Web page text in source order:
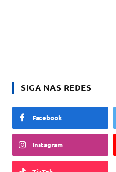
SIGA NAS REDES
Facebook
Instagram